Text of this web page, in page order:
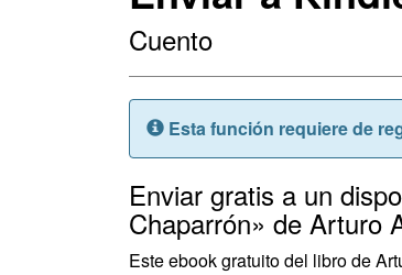
Cuento
Atención:
Esta función requiere de
Enviar gratis a un
Chaparrón» de Arturo
Este ebook gratuito del libro de